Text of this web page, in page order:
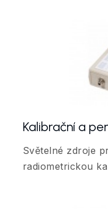
Kalibrační a
Světelné zdroje
radiometrickou